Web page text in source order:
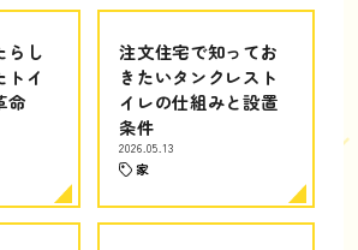
らし
トイ
命
注文住宅で知ってお
きたいタンクレスト
イレの仕組みと設置
条件
2026.05.13
家